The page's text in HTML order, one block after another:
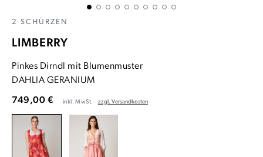
2 SCHÜRZEN
LIMBERRY
Pinkes Dirndl mit Blumenmuster
DAHLIA GERANIUM
749,00 € inkl. MwSt. zzgl. Versandkosten